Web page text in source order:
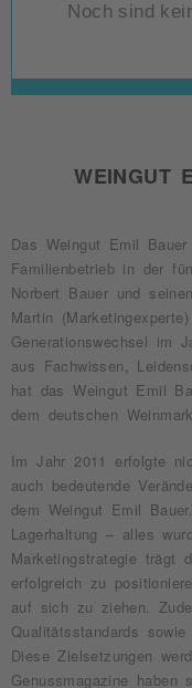
Noch sind
WEINGUT
Das Weingut Emil
Familienbetrieb in der
Norbert Bauer und
Martin
Generationswechsel im
aus Fachwissen,
hat das Weingut Emil
dem deutschen
Im Jahr 2011 erfolgte
auch bedeutende
dem Weingut Emil
Lagerhaltung – alles
Marketingstrategie trägt
erfolgreich zu
auf sich zu ziehen.
Qualitätsstandards
Diese Zielsetzungen
Genussmagazine